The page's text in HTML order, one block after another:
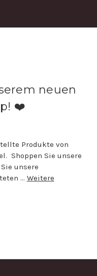
neuen
❤️
Produkte von
Shoppen Sie unsere
unsere
… Weitere